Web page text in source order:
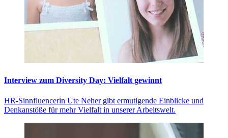
Interview zum Diversity Day: Vielfalt gewinnt
HR-Sinnfluencerin Ute Neher gibt ermutigende Einblicke und
Denkanstöße für mehr Vielfalt in unserer Arbeitswelt.